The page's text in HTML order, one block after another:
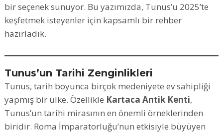
bir seçenek sunuyor. Bu yazımızda, Tunus’u 2025’te
keşfetmek isteyenler için kapsamlı bir rehber
hazırladık.
Tunus’un Tarihi Zenginlikleri
Tunus, tarih boyunca birçok medeniyete ev sahipliği
yapmış bir ülke. Özellikle Kartaca Antik Kenti,
Tunus’un tarihi mirasının en önemli örneklerinden
biridir. Roma İmparatorluğu’nun etkisiyle büyüyen